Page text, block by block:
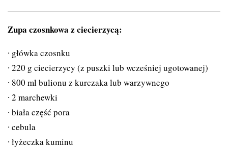
Zupa czosnkowa z ciecierzycą:
główka czosnku
220 g ciecierzycy (z puszki lub wcześniej ugotowanej)
800 ml bulionu z kurczaka lub warzywnego
2 marchewki
biała część pora
cebula
łyżeczka kuminu